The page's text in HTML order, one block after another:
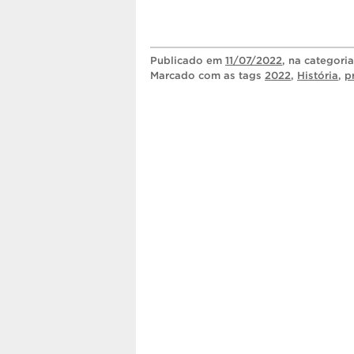
Publicado em 11/07/2022, na categoria
Marcado com as tags 2022, História,